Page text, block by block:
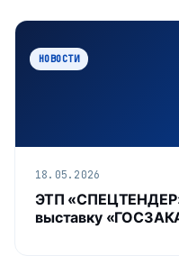
НОВОСТИ
18.05.2026
ЭТП
выставку